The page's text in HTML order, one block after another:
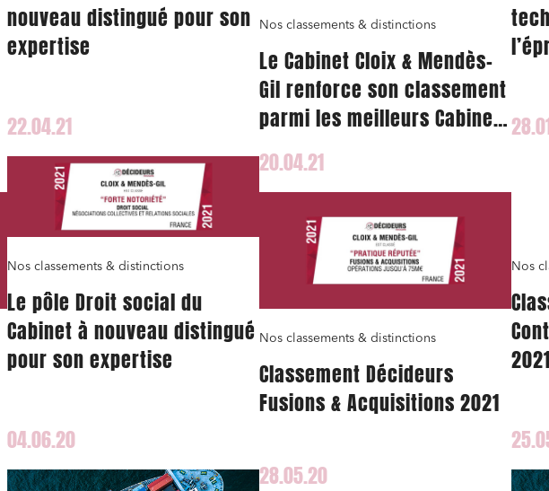
nouveau distingué pour son
expertise
Nos classements & distinctions
Le Cabinet Cloix & Mendès-
Gil renforce son classement
parmi les meilleurs Cabinets
d’Avocats français
22.04.21
Nos classements & distinctions
Le pôle Droit social du
Cabinet à nouveau distingué
pour son expertise
20.04.21
Nos classements & distinctions
Classement Décideurs
Fusions & Acquisitions 2021
Nos
2021
04.06.20
28.05.20
politique de confidentialité